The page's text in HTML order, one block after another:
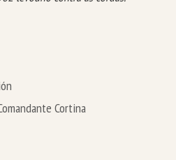
Cortina